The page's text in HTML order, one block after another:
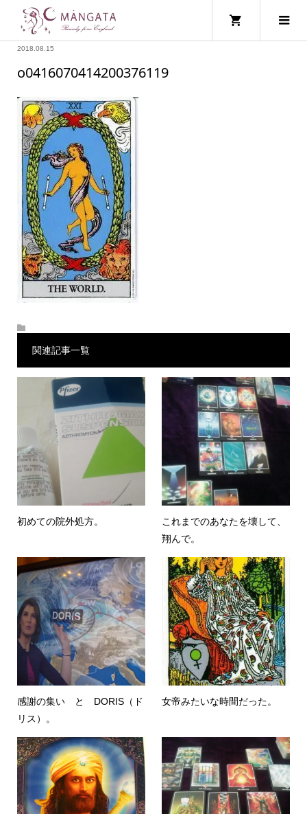
2018.08.15
o0416070414200376119
関連記事一覧
初めての院外処方。
これまでのあなたを壊して、
翔んで。
感謝の集い と DORIS（ド
リス）。
女帝みたいな時間だった。